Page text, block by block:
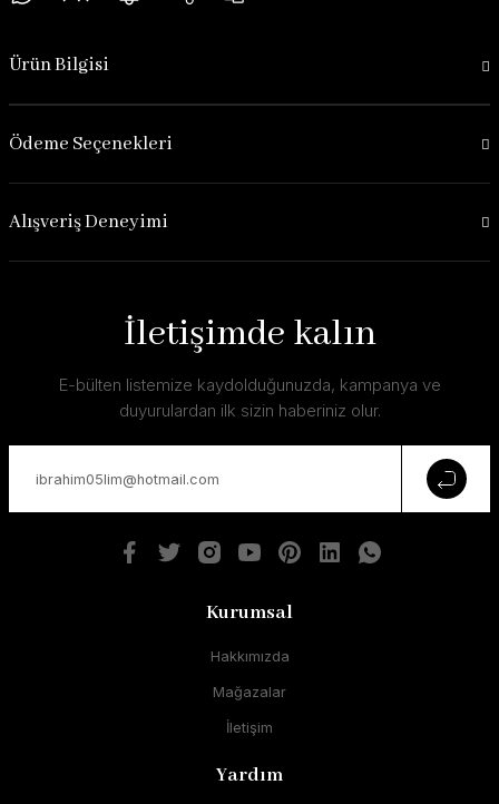
Ürün Bilgisi
Ödeme Seçenekleri
Alışveriş Deneyimi
İletişimde kalın
E-bülten listemize kaydolduğunuzda, kampanya ve
duyurulardan ilk sizin haberiniz olur.
Kurumsal
Hakkımızda
Mağazalar
İletişim
Yardım